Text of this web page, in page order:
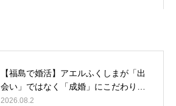
【福島で婚活】アエルふくしまが「出
会い」ではなく「成婚」にこだわり…
2026.08.2